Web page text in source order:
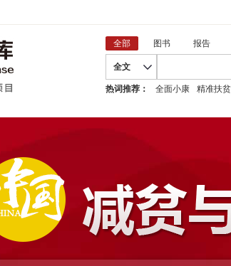
全部 图书 报告
全文
热词推荐： 全面小康 精准扶贫